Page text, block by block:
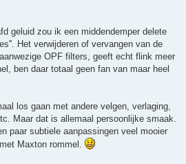
geluid zou ik een middendemper delete
Het verwijderen of vervangen van de
OPF filters, geeft echt flink meer
ben daar totaal geen fan van maar heel
los gaan met andere velgen, verlaging,
Maar dat is allemaal persoonlijke smaak.
paar subtiele aanpassingen veel mooier
Maxton rommel.